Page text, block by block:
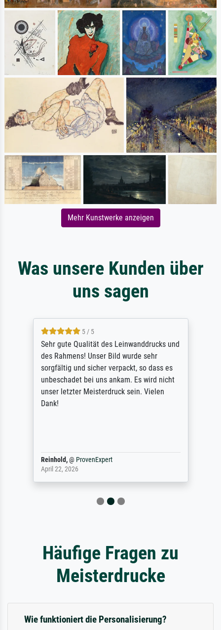
Mehr Kunstwerke anzeigen
Was unsere Kunden über
uns sagen
5 / 5
Sehr gute Qualität des Leinwanddrucks und
des Rahmens! Unser Bild wurde sehr
sorgfältig und sicher verpackt, so dass es
unbeschadet bei uns ankam. Es wird nicht
unser letzter Meisterdruck sein. Vielen
Dank!
Reinhold,@ ProvenExpert
April 22, 2026
Häufige Fragen zu
Meisterdrucke
Wie funktioniert die Personalisierung?